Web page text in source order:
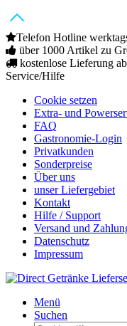
Telefon Hotline
über 1000 Artikel zu
kostenlose Lieferung
Service/Hilfe
Cookie setzen
Extra- und
FAQ
Gastronomie-Login
Privatkunden
Sonderpreise
Über uns
unser Liefergebiet
Kontakt
Hilfe / Support
Versand und
Datenschutz
Impressum
Menü
Suchen